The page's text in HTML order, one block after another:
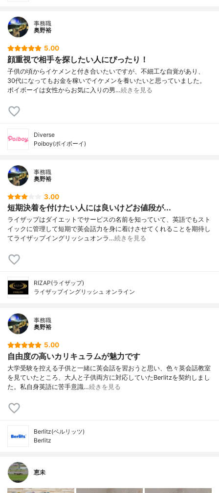
事務職
奥野裕
5.00
顔重視で相手を探したい人にぴったり！
子供の頃からイケメンと付き合いたいですが、不細工な自覚があり、
30代になってもお金を稼いでイケメンを養いたいと思っていました。
ポイボーイは女性からお気に入りの男…続きを見る
Diverse
Poiboy(ポイボーイ)
事務職
奥野裕
3.00
短期決着を付けたい人には良いけどお値段が...
ライザップはダイエットでサービスの名前を知っていて、英語でもスト
イックに管理して短期で英会話力を身に着けさせてくれることを期待し
てライザップイングリッシュオンラ…続きを見る
RIZAP(ライザップ)
ライザップイングリッシュ オンライン
事務職
奥野裕
5.00
自由度の高いカリキュラムが魅力です
大学受験を控える子供と一緒に英会話を習おうと思い、色々英会話教室
を見ていたところ、大人と子供両方に対応していたBerlitzを契約しまし
た。私自身英語に苦手意識…続きを見る
Berlitz(ベルリッツ)
Berlitz
恵未